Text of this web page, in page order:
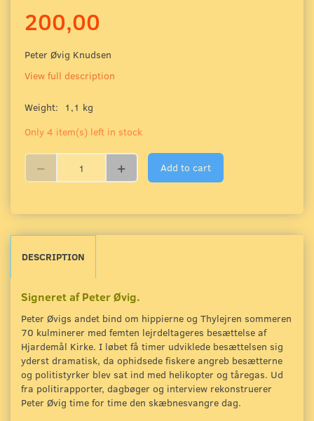
200,00
Peter Øvig Knudsen
View full description
Weight:
1,1 kg
Only 4 item(s) left in stock
Add to cart
DESCRIPTION
Signeret af Peter Øvig.
Peter Øvigs andet bind om hippierne og Thylejren sommeren
70 kulminerer med femten lejrdeltageres besættelse af
Hjardemål Kirke. I løbet få timer udviklede besættelsen sig
yderst dramatisk, da ophidsede fiskere angreb besætterne
og politistyrker blev sat ind med helikopter og tåregas. Ud
fra politirapporter, dagbøger og interview rekonstruerer
Peter Øvig time for time den skæbnesvangre dag.